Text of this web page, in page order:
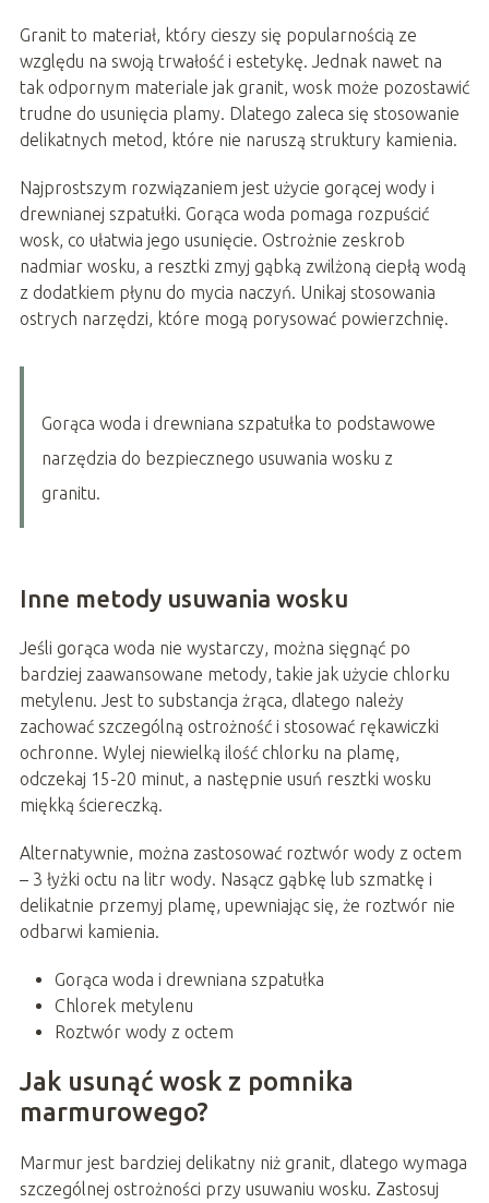
Granit to materiał, który cieszy się popularnością ze
względu na swoją trwałość i estetykę. Jednak nawet na
tak odpornym materiale jak granit, wosk może pozostawić
trudne do usunięcia plamy. Dlatego zaleca się stosowanie
delikatnych metod, które nie naruszą struktury kamienia.
Najprostszym rozwiązaniem jest użycie gorącej wody i
drewnianej szpatułki. Gorąca woda pomaga rozpuścić
wosk, co ułatwia jego usunięcie. Ostrożnie zeskrob
nadmiar wosku, a resztki zmyj gąbką zwilżoną ciepłą wodą
z dodatkiem płynu do mycia naczyń. Unikaj stosowania
ostrych narzędzi, które mogą porysować powierzchnię.
Gorąca woda i drewniana szpatułka to podstawowe
narzędzia do bezpiecznego usuwania wosku z
granitu.
Inne metody usuwania wosku
Jeśli gorąca woda nie wystarczy, można sięgnąć po
bardziej zaawansowane metody, takie jak użycie chlorku
metylenu. Jest to substancja żrąca, dlatego należy
zachować szczególną ostrożność i stosować rękawiczki
ochronne. Wylej niewielką ilość chlorku na plamę,
odczekaj 15-20 minut, a następnie usuń resztki wosku
miękką ściereczką.
Alternatywnie, można zastosować roztwór wody z octem
– 3 łyżki octu na litr wody. Nasącz gąbkę lub szmatkę i
delikatnie przemyj plamę, upewniając się, że roztwór nie
odbarwi kamienia.
Gorąca woda i drewniana szpatułka
Chlorek metylenu
Roztwór wody z octem
Jak usunąć wosk z pomnika
marmurowego?
Marmur jest bardziej delikatny niż granit, dlatego wymaga
szczególnej ostrożności przy usuwaniu wosku. Zastosuj